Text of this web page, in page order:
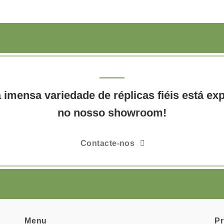
imensa variedade de réplicas fiéis está
no nosso showroom!
Contacte-nos
Menu